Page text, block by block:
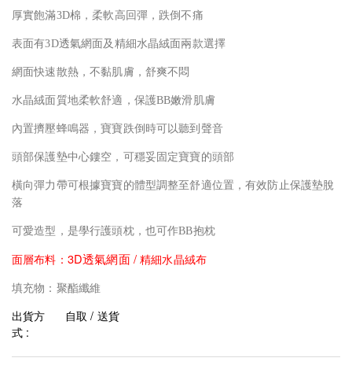
厚實飽滿3D棉，柔軟高回彈，跌倒不痛
表面有3D透氣網面及精細水晶絨面兩款選擇
網面快速散熱，不黏肌膚，舒爽不悶
水晶絨面質地柔軟舒適，保護BB嫩滑肌膚
內置擠壓蜂鳴器，寶寶跌倒時可以聽到聲音
頭部保護墊中心鏤空，可穩妥固定寶寶的頭部
橫向彈力帶可根據寶寶的體型調整至舒適位置，有效防止保護墊脫
落
可愛造型，是學行護頭枕，也可作BB抱枕
面層布料： 3D透氣網面 /精細水晶絨布
填充物：聚酯纖維
出貨方
式 :
自取 / 送貨